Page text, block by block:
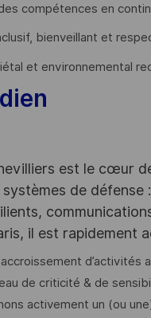
compétences en
bienveillant et
et environnemental
est le cœur
de
il est rapidement
de criticité & de
activement un (ou